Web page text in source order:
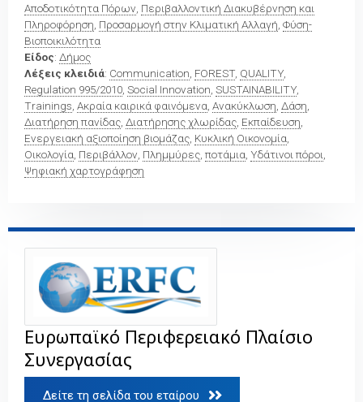
Αποδοτικότητα Πόρων, Περιβαλλοντική Διακυβέρνηση και
Πληροφόρηση, Προσαρμογή στην Κλιματική Αλλαγή, Φύση-
Βιοποικιλότητα
Είδος: Δήμος
Λέξεις κλειδιά: Communication, FOREST, QUALITY,
Regulation 995/2010, Social Innovation, SUSTAINABILITY,
Trainings, Ακραία καιρικά φαινόμενα, Ανακύκλωση, Δάση,
Διατήρηση πανίδας, Διατήρησης χλωρίδας, Εκπαίδευση,
Ενεργειακή αξιοποίηση βιομάζας, Κυκλική Οικονομία,
Οικολογία, Περιβάλλον, Πλημμύρες, ποτάμια, Υδάτινοι πόροι,
Ψηφιακή χαρτογράφηση
Ευρωπαϊκό Περιφερειακό Πλαίσιο
Συνεργασίας
Δείτε τη σελίδα του εταίρου 